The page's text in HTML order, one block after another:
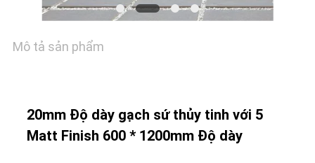
ĐỒ
TRANG
Mô tả sản phẩm
20mm Độ dày gạch sứ thủy tinh với 5
Matt Finish 600 * 1200mm Độ dày